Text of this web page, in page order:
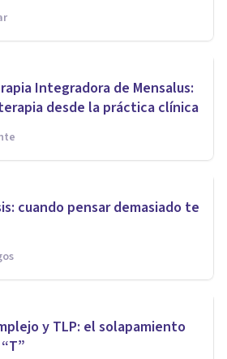
Integradora de Mensalus:
desde la práctica clínica
cuando pensar demasiado te
y TLP: el solapamiento